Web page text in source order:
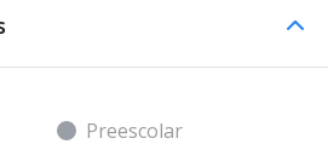
Preescolar